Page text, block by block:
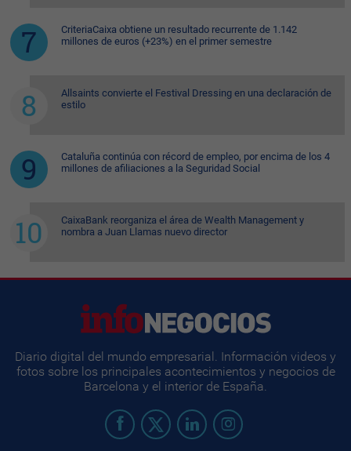
CriteriaCaixa obtiene un resultado recurrente de 1.142
millones de euros (+23%) en el primer semestre
Allsaints convierte el Festival Dressing en una declaración de
estilo
Cataluña continúa con récord de empleo, por encima de los 4
millones de afiliaciones a la Seguridad Social
CaixaBank reorganiza el área de Wealth Management y
nombra a Juan Llamas nuevo director
Diario digital del mundo empresarial. Información videos y
fotos sobre los principales acontecimientos y negocios de
Barcelona y el interior de España.